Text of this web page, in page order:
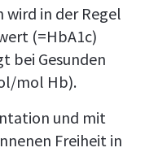
in der Regel
(=HbA1c)
bei Gesunden
mol Hb).
und mit
Freiheit in